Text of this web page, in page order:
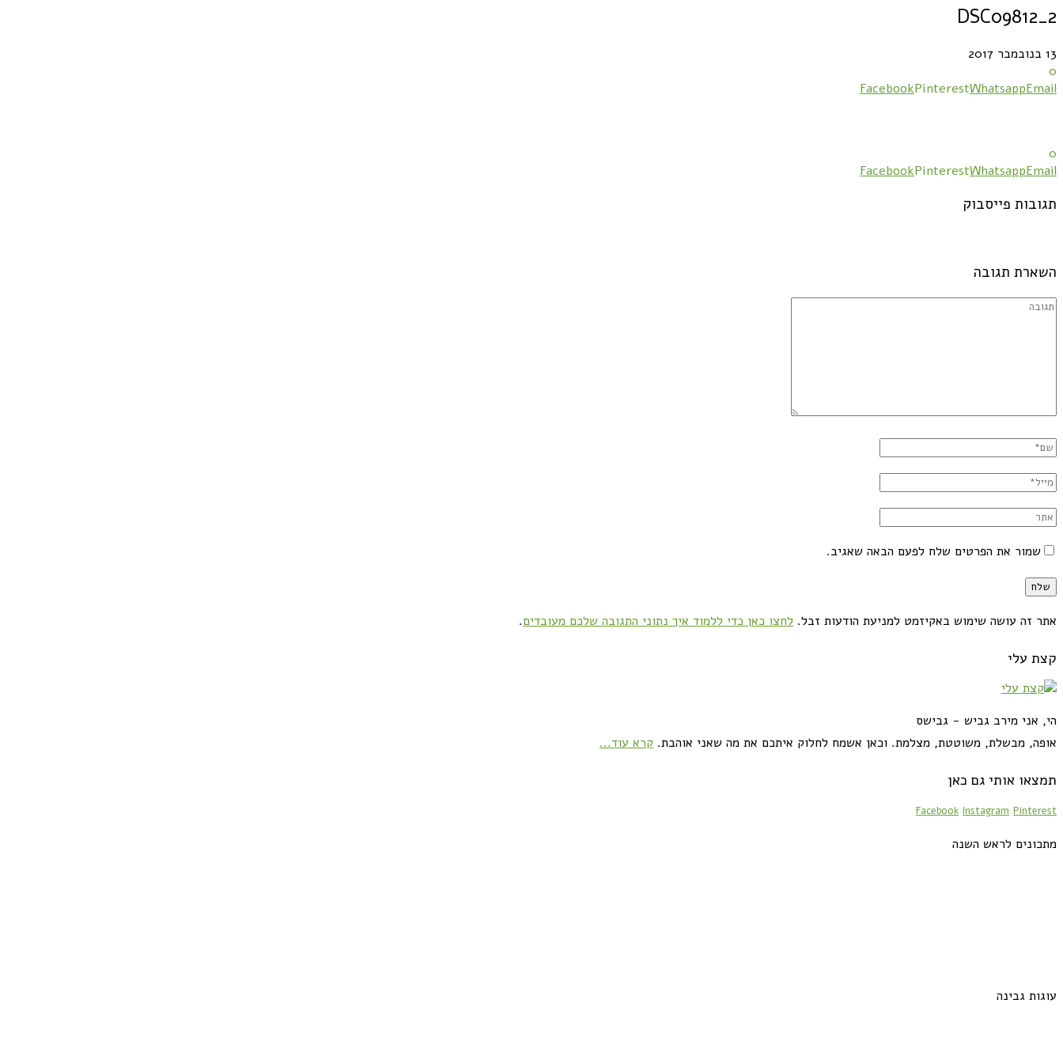
DSC09812_2
13 בנובמבר 2017
0
FacebookPinterestWhatsappEmail
0
FacebookPinterestWhatsappEmail
תגובות פייסבוק
השארת תגובה
שמור את הפרטים שלח לפעם הבאה שאגיב.
אתר זה עושה שימוש באקיזמט למניעת הודעות זבל. לחצו כאן כדי ללמוד איך נתוני התגובה שלכם מעובדים.
קצת עלי
הי, אני מירב גביש - גבישס
אופה, מבשלת, משוטטת, מצלמת. וכאן אשמח לחלוק איתכם את מה שאני אוהבת. קרא עוד...
תמצאו אותי גם כאן
Facebook Instagram Pinterest
מתכונים לראש השנה
עוגות גבינה